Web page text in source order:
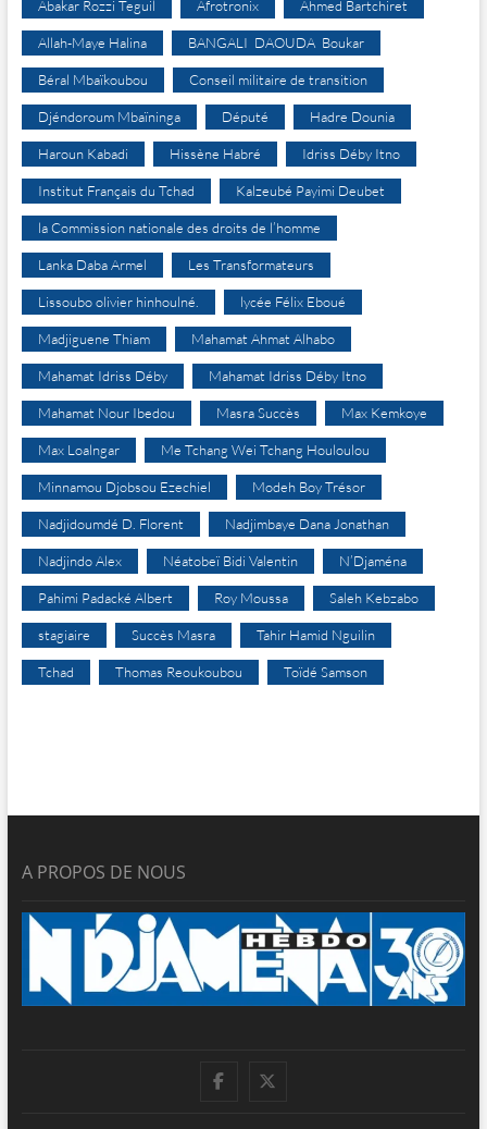
Abakar Rozzi Teguil Afrotronix Ahmed Bartchiret
Allah-Maye Halina BANGALI DAOUDA Boukar
Béral Mbaïkoubou Conseil militaire de transition
Djéndoroum Mbaïninga Député Hadre Dounia
Haroun Kabadi Hissène Habré Idriss Déby Itno
Institut Français du Tchad Kalzeubé Payimi Deubet
la Commission nationale des droits de l’homme
Lanka Daba Armel Les Transformateurs
Lissoubo olivier hinhoulné. lycée Félix Eboué
Madjiguene Thiam Mahamat Ahmat Alhabo
Mahamat Idriss Déby Mahamat Idriss Déby Itno
Mahamat Nour Ibedou Masra Succès Max Kemkoye
Max Loalngar Me Tchang Wei Tchang Houloulou
Minnamou Djobsou Ezechiel Modeh Boy Trésor
Nadjidoumdé D. Florent Nadjimbaye Dana Jonathan
Nadjindo Alex Néatobeï Bidi Valentin N’Djaména
Pahimi Padacké Albert Roy Moussa Saleh Kebzabo
stagiaire Succès Masra Tahir Hamid Nguilin
Tchad Thomas Reoukoubou Toïdé Samson
A PROPOS DE NOUS
facebook